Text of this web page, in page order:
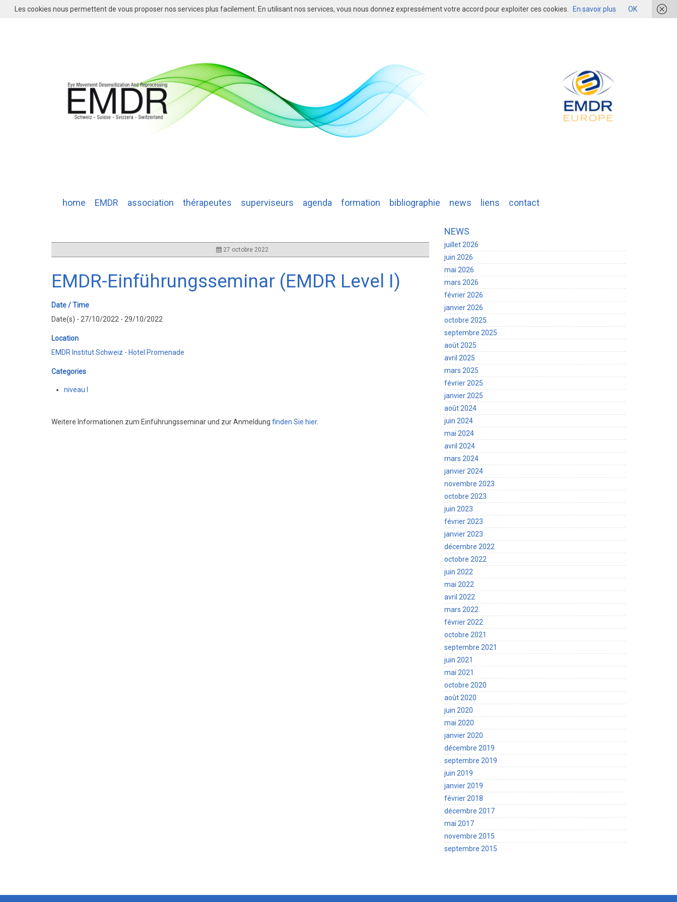
login de fr it
home EMDR association thérapeutes superviseurs agenda formation bibliographie news liens contact
27 octobre 2022
EMDR-Einführungsseminar (EMDR Level I)
Date / Time
Date(s) - 27/10/2022 - 29/10/2022
Location
EMDR Institut Schweiz - Hotel Promenade
Categories
niveau I
Weitere Informationen zum Einführungsseminar und zur Anmeldung finden Sie hier.
NEWS
juillet 2026
juin 2026
mai 2026
mars 2026
février 2026
janvier 2026
octobre 2025
septembre 2025
août 2025
avril 2025
mars 2025
février 2025
janvier 2025
août 2024
juin 2024
mai 2024
avril 2024
mars 2024
janvier 2024
novembre 2023
octobre 2023
juin 2023
février 2023
janvier 2023
décembre 2022
octobre 2022
juin 2022
mai 2022
avril 2022
mars 2022
février 2022
octobre 2021
septembre 2021
juin 2021
mai 2021
octobre 2020
août 2020
juin 2020
mai 2020
janvier 2020
décembre 2019
septembre 2019
juin 2019
janvier 2019
février 2018
décembre 2017
mai 2017
novembre 2015
septembre 2015
Les cookies nous permettent de vous proposer nos services plus facilement. En utilisant nos services, vous nous donnez expressément votre accord pour exploiter ces cookies. En savoir plus OK